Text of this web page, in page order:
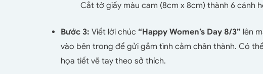
Cắt tờ giấy màu cam (8cm x 8cm) thành 6 cánh
Bước 3: Viết lời chúc “Happy Women’s Day 8/3” lên
vào bên trong để gửi gắm tình cảm chân thành. Có
họa tiết vẽ tay theo sở thích.